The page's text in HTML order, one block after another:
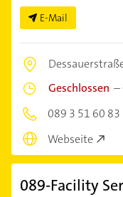
E-Mail
Geschlossen –
089 3 51 60 83
Webseite
089-Facility